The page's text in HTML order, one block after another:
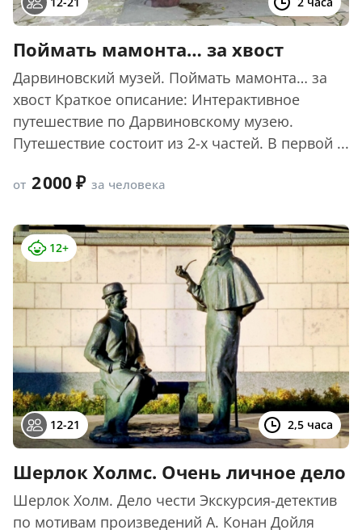
Поймать мамонта… за хвост
Дарвиновский музей. Поймать мамонта… за
хвост Краткое описание: Интерактивное
путешествие по Дарвиновскому музею.
Путешествие состоит из 2-х частей. В первой ...
от 2 000 за человека
12+
12-21 2,5 часа
Шерлок Холмс. Очень личное дело
Шерлок Холм. Дело чести Экскурсия-детектив
по мотивам произведений А. Конан Дойля